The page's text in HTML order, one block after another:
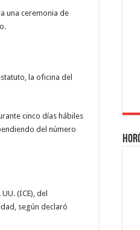
una ceremonia de
la oficina del
cinco días hábiles
del número
(ICE), del
según declaró